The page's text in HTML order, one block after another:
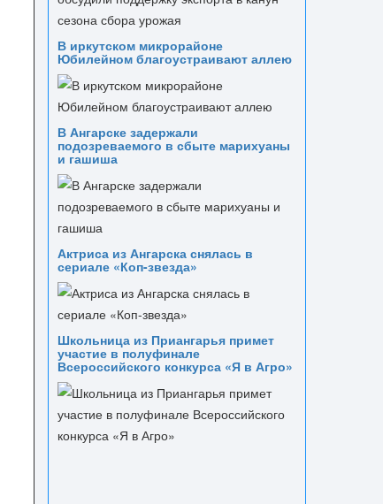
В иркутском микрорайоне
Юбилейном благоустраивают аллею
В Ангарске задержали
подозреваемого в сбыте марихуаны
и гашиша
Актриса из Ангарска снялась в
сериале «Коп-звезда»
Школьница из Приангарья примет
участие в полуфинале
Всероссийского конкурса «Я в Агро»